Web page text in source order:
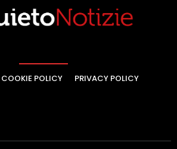
COOKIE POLICY PRIVACY POLICY